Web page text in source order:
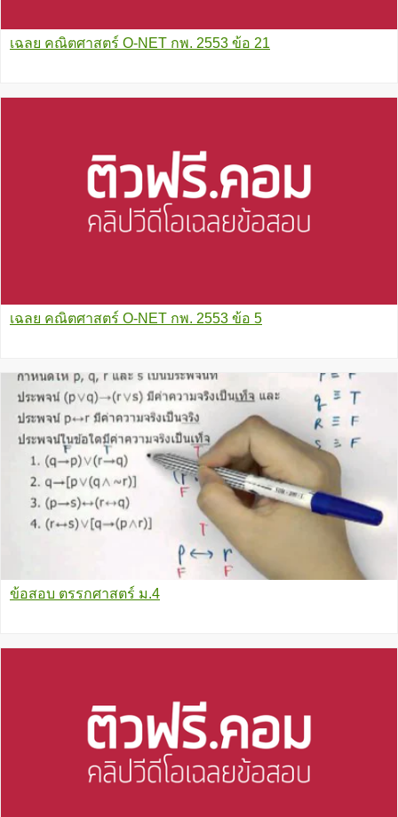
เฉลย คณิตศาสตร์ O-NET กพ. 2553 ข้อ 21
เฉลย คณิตศาสตร์ O-NET กพ. 2553 ข้อ 5
ข้อสอบ ตรรกศาสตร์ ม.4